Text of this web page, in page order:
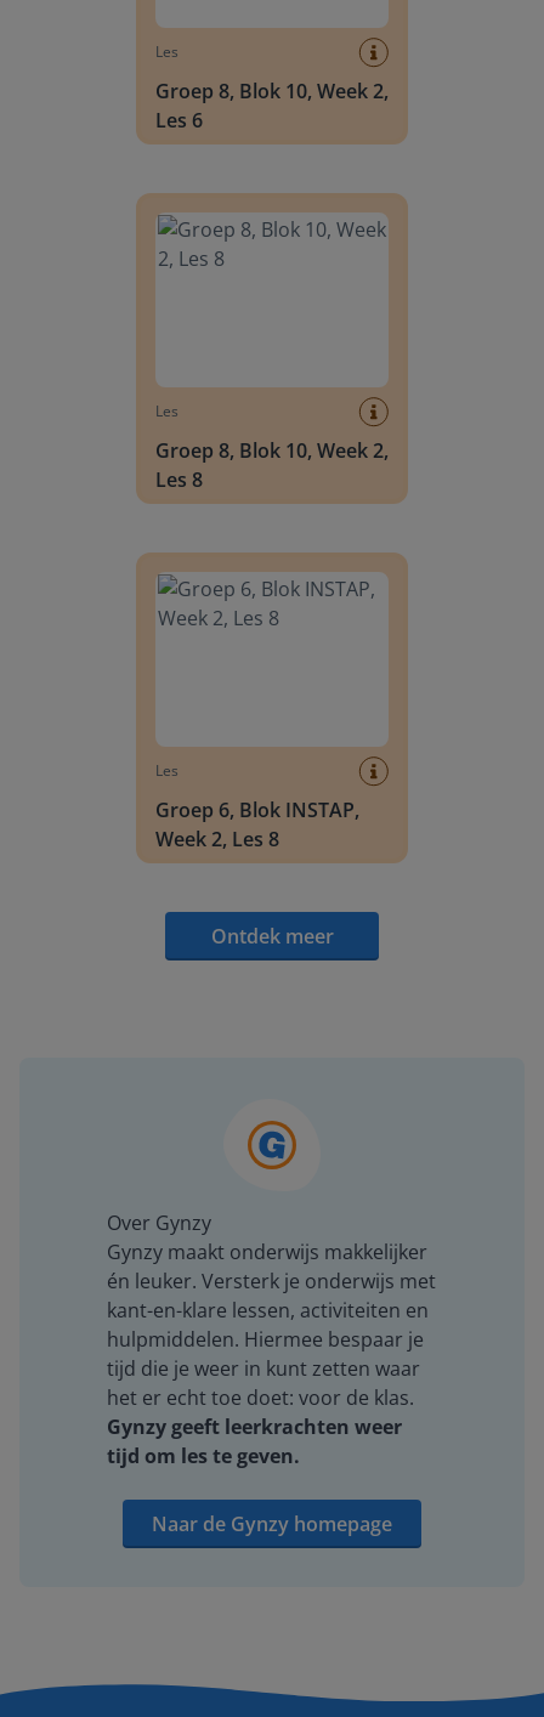
Les
Groep 8, Blok 10, Week 2,
Les 6
Les
Groep 8, Blok 10, Week 2,
Les 8
Les
Groep 6, Blok INSTAP,
Week 2, Les 8
Ontdek meer
Over Gynzy
Gynzy maakt onderwijs makkelijker
én leuker. Versterk je onderwijs met
kant-en-klare lessen, activiteiten en
hulpmiddelen. Hiermee bespaar je
tijd die je weer in kunt zetten waar
het er echt toe doet: voor de klas.
Gynzy geeft leerkrachten weer
tijd om les te geven.
Naar de Gynzy homepage